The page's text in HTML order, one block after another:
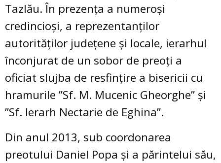
Tazlău. În prezența a numeroși
credincioși, a reprezentanților
autorităților județene și locale, ierarhul
înconjurat de un sobor de preoți a
oficiat slujba de resfințire a bisericii cu
hramurile ”Sf. M. Mucenic Gheorghe” și
”Sf. Ierarh Nectarie de Eghina”.
Din anul 2013, sub coordonarea
preotului Daniel Popa şi a părintelui său,